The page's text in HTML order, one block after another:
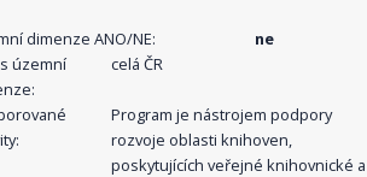
dimenze ANO/NE:
ne
územní
celá ČR
Program je nástrojem podpory
rozvoje oblasti knihoven,
poskytujících veřejné knihovnické a